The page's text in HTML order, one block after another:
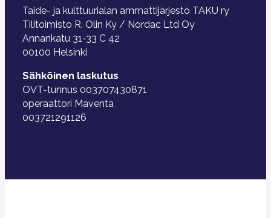
Taide- ja kulttuurialan ammattijärjestö TAKU ry
Tilitoimisto R. Olin Ky / Nordac Ltd Oy
Annankatu 31-33 C 42
00100 Helsinki
Sähköinen laskutus
OVT-tunnus 003707430871
operaattori Maventa
003721291126